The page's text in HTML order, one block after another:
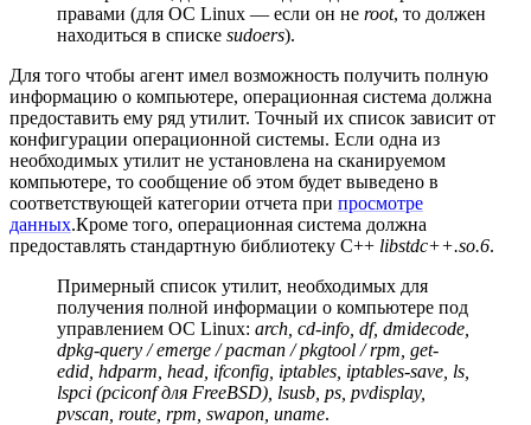
правами (для ОС Linux — если он не root, то должен
находиться в списке sudoers).
Для того чтобы агент имел возможность получить полную
информацию о компьютере, операционная система должна
предоставить ему ряд утилит. Точный их список зависит от
конфигурации операционной системы. Если одна из
необходимых утилит не установлена на сканируемом
компьютере, то сообщение об этом будет выведено в
соответствующей категории отчета при просмотре
данных.Кроме того, операционная система должна
предоставлять стандартную библиотеку C++ libstdc++.so.6.
Примерный список утилит, необходимых для
получения полной информации о компьютере под
управлением ОС Linux: arch, cd-info, df, dmidecode,
dpkg-query / emerge / pacman / pkgtool / rpm, get-
edid, hdparm, head, ifconfig, iptables, iptables-save, ls,
lspci (pciconf для FreeBSD), lsusb, ps, pvdisplay,
pvscan, route, rpm, swapon, uname.